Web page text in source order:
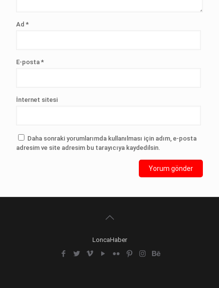
Ad *
E-posta *
İnternet sitesi
Daha sonraki yorumlarımda kullanılması için adım, e-posta
adresim ve site adresim bu tarayıcıya kaydedilsin.
LoncaHaber